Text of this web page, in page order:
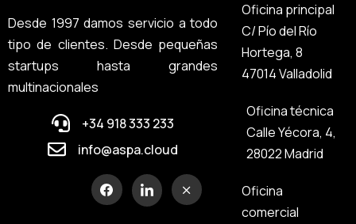
Desde 1997 damos servicio a todo
tipo de clientes. Desde pequeñas
startups hasta grandes
multinacionales
+34 918 333 233
info@aspa.cloud
Oficina principal
C/ Pío del Río
Hortega, 8
47014 Valladolid
Oficina técnica
Calle Yécora, 4,
28022 Madrid
Oficina
comercial